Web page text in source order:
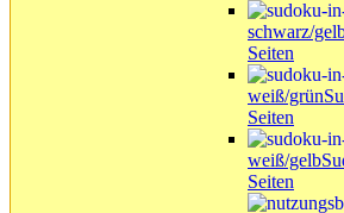
schwarz/
Seiten
weiß/grün
Seiten
weiß/gelb
Seiten